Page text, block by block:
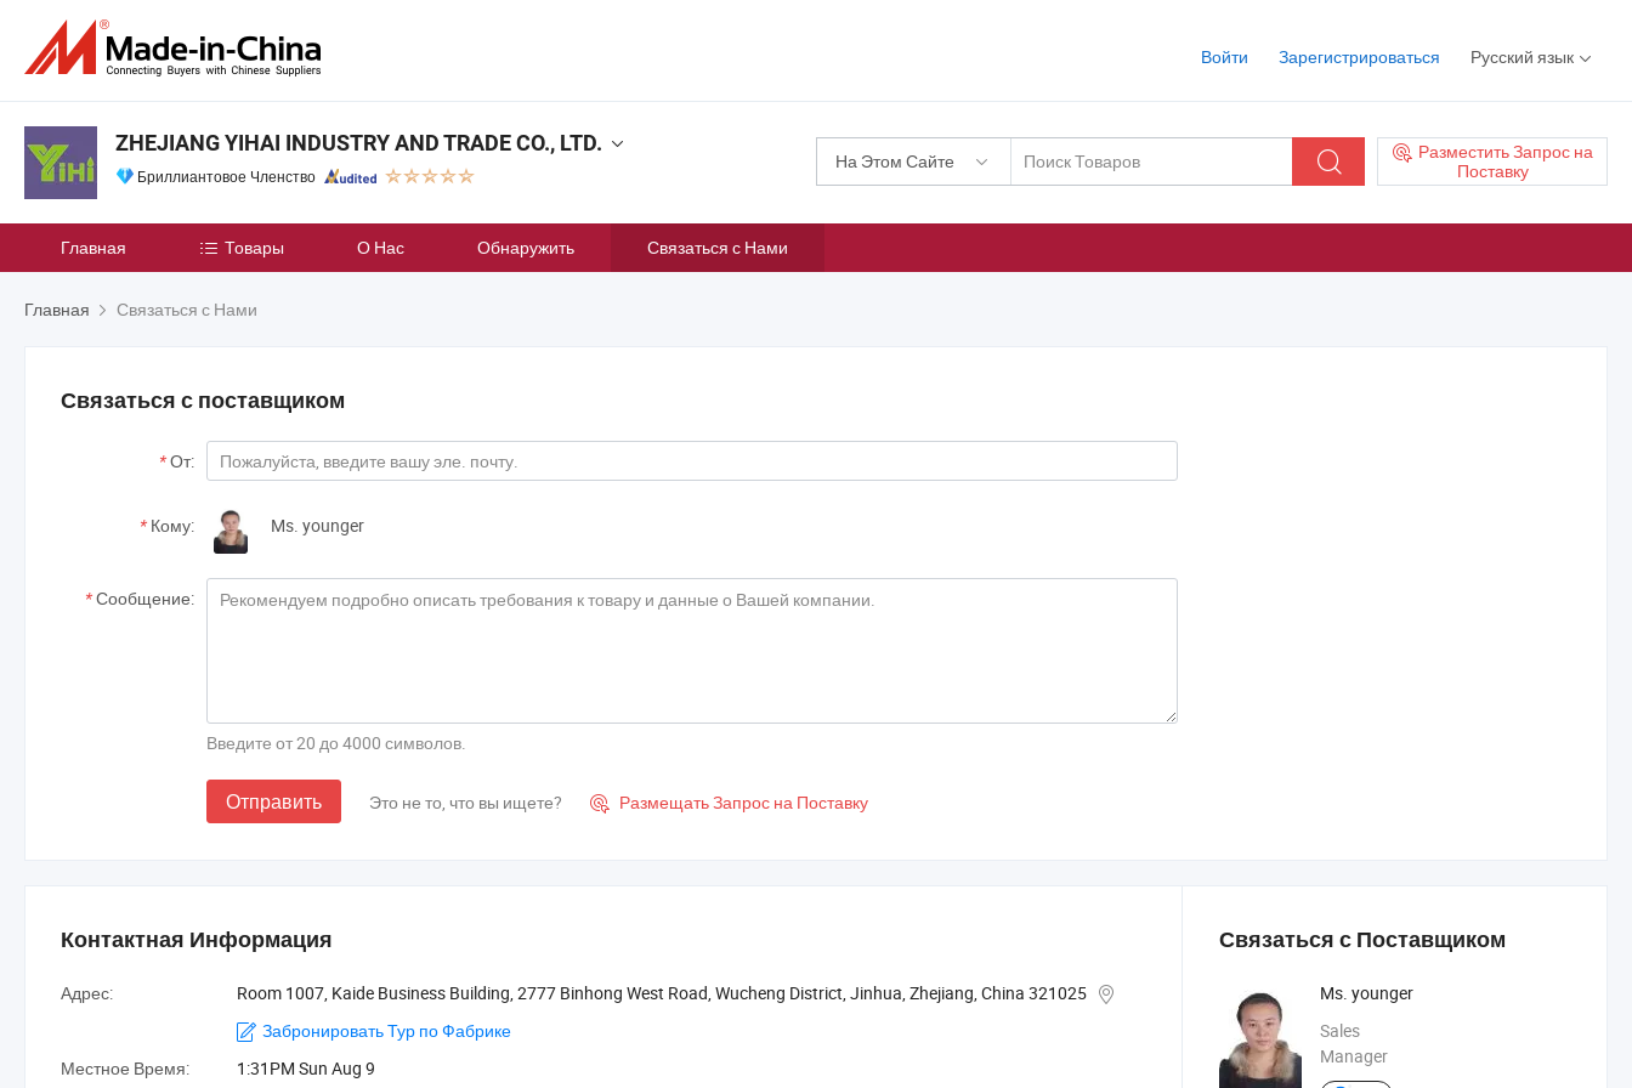
Войти Зарегистрироваться Русский язык
На Этом Сайте
Разместить Запрос на
Поставку
ZHEJIANG YIHAI INDUSTRY AND TRADE CO., LTD.
Бриллиантовое Членство
Главная Товары О Нас Обнаружить Связаться с Нами
Главная Связаться с Нами
Связаться с поставщиком
*От:
* Кому: Ms. younger
*Сообщение:
Введите от 20 до 4000 символов.
Отправить Это не то, что вы ищете?  Размещать Запрос на Поставку
Контактная Информация
Адрес:
Room 1007, Kaide Business Building, 2777 Binhong West Road, Wucheng District, Jinhua, Zhejiang, China 321025
Забронировать Тур по Фабрике
Местное Время:
1:31PM Sun Aug 9
Связаться с Поставщиком
Ms. younger
Sales
Manager